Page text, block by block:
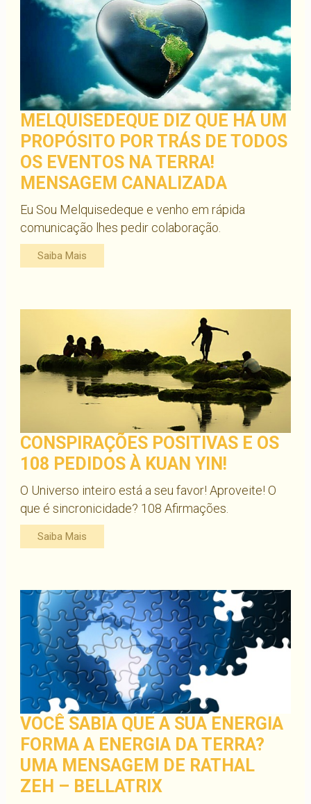
MELQUISEDEQUE DIZ QUE HÁ UM
PROPÓSITO POR TRÁS DE TODOS
OS EVENTOS NA TERRA!
MENSAGEM CANALIZADA
Eu Sou Melquisedeque e venho em rápida
comunicação lhes pedir colaboração.
Saiba Mais
CONSPIRAÇÕES POSITIVAS E OS
108 PEDIDOS À KUAN YIN!
O Universo inteiro está a seu favor! Aproveite! O
que é sincronicidade? 108 Afirmações.
Saiba Mais
VOCÊ SABIA QUE A SUA ENERGIA
FORMA A ENERGIA DA TERRA?
UMA MENSAGEM DE RATHAL
ZEH – BELLATRIX